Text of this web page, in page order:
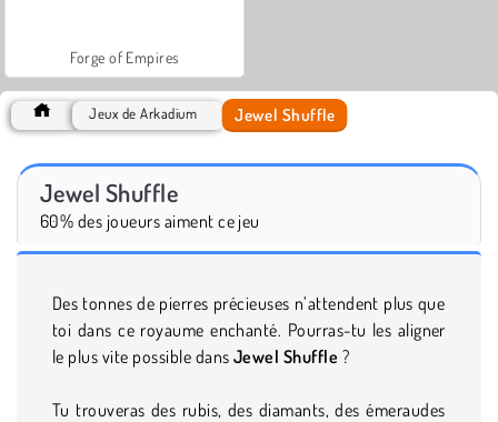
Forge of Empires
Jeux de Arkadium Jewel Shuffle
Jewel Shuffle
60% des joueurs aiment ce jeu
Des tonnes de pierres précieuses n’attendent plus que
toi dans ce royaume enchanté. Pourras-tu les aligner
le plus vite possible dans Jewel Shuffle ?
Tu trouveras des rubis, des diamants, des émeraudes